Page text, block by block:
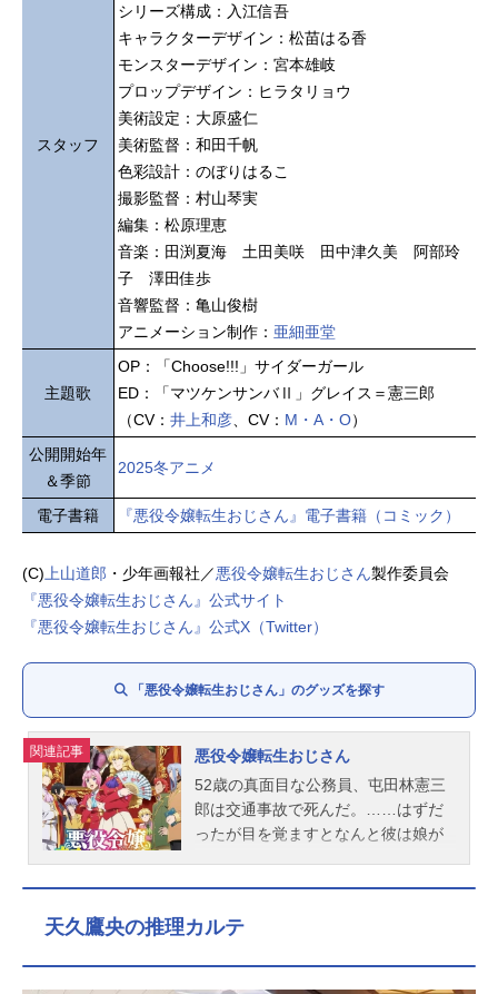
スタッフ
シリーズ構成：入江信吾
キャラクターデザイン：松苗はる香
モンスターデザイン：宮本雄岐
プロップデザイン：ヒラタリョウ
美術設定：大原盛仁
美術監督：和田千帆
色彩設計：のぼりはるこ
撮影監督：村山琴実
編集：松原理恵
音楽：田渕夏海 土田美咲 田中津久美 阿部玲
子 澤田佳歩
音響監督：亀山俊樹
アニメーション制作： 亜細亜堂
主題歌
OP：「Choose!!!」サイダーガール
ED：「マツケンサンバⅡ」グレイス＝憲三郎
（CV： 井上和彦 、CV： M・A・O）
公開開始年
＆季節
2025冬アニメ
電子書籍 『悪役令嬢転生おじさん』電子書籍（コミック）
(C) 上山道郎 ・少年画報社／悪役令嬢転生おじさん製作委員会
『悪役令嬢転生おじさん』公式サイト
『悪役令嬢転生おじさん』公式X（Twitter）
「悪役令嬢転生おじさん」のグッズを探す
関連記事
悪役令嬢転生おじさん
52歳の真面目な公務員、屯田林憲三
郎は交通事故で死んだ。……はずだ
ったが目を覚ますとなんと彼は娘が
の主人公、アンナ・ドールの恋路を
天久鷹央の推理カルテ